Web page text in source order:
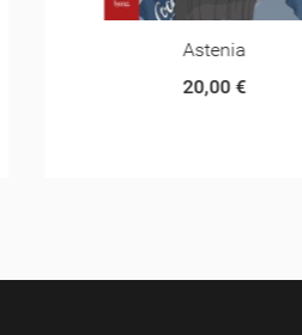
Ruptures
25,00 €